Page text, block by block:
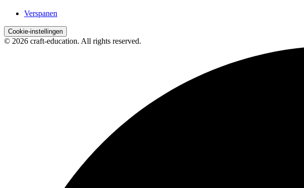
Verspanen
Cookie-instellingen
© 2026 craft-education. All rights reserved.